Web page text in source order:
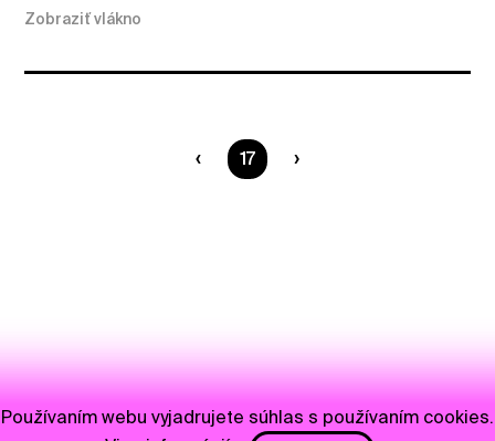
Zobraziť vlákno
Ste na strane
17
Používaním webu vyjadrujete súhlas s používaním cookies.